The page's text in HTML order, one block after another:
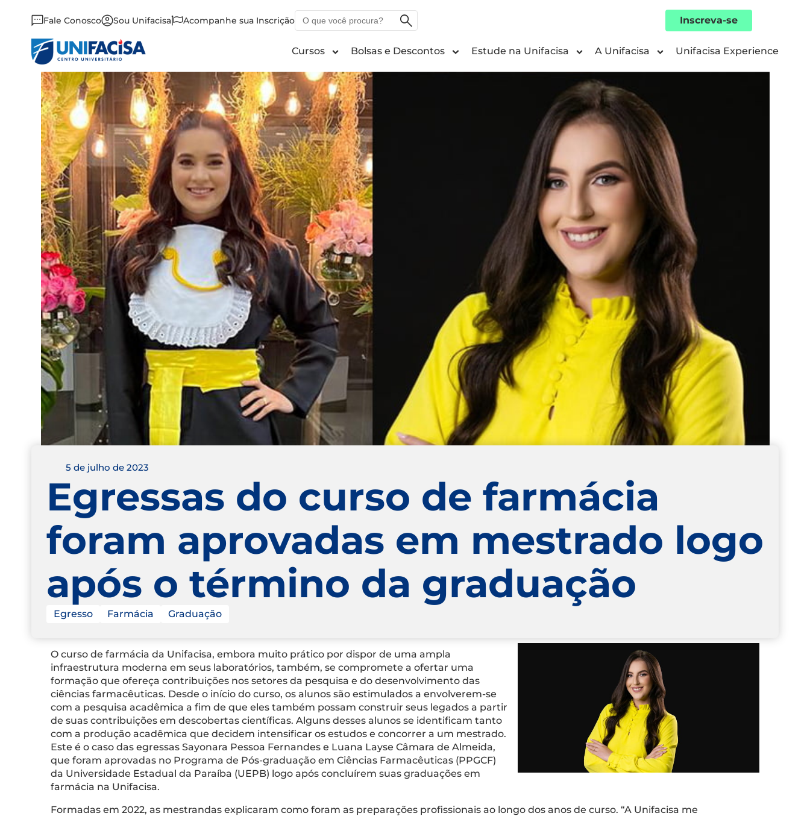
Fale Conosco Sou Unifacisa Acompanhe sua Inscrição
que
procura?
Inscreva-se
Cursos Bolsas e Descontos Estude na Unifacisa A Unifacisa Unifacisa Experience
5 de julho de 2023
Egressas do curso de farmácia
foram aprovadas em mestrado logo
após o término da graduação
Egresso Farmácia Graduação
O curso de farmácia da Unifacisa, embora muito prático por dispor de uma ampla
infraestrutura moderna em seus laboratórios, também, se compromete a ofertar uma
formação que ofereça contribuições nos setores da pesquisa e do desenvolvimento das
ciências farmacêuticas. Desde o início do curso, os alunos são estimulados a envolverem-se
com a pesquisa acadêmica a fim de que eles também possam construir seus legados a partir
de suas contribuições em descobertas científicas. Alguns desses alunos se identificam tanto
com a produção acadêmica que decidem intensificar os estudos e concorrer a um mestrado.
Este é o caso das egressas Sayonara Pessoa Fernandes e Luana Layse Câmara de Almeida,
que foram aprovadas no Programa de Pós-graduação em Ciências Farmacêuticas (PPGCF)
da Universidade Estadual da Paraíba (UEPB) logo após concluírem suas graduações em
farmácia na Unifacisa.
Formadas em 2022, as mestrandas explicaram como foram as preparações profissionais ao longo dos anos de curso. “A Unifacisa me